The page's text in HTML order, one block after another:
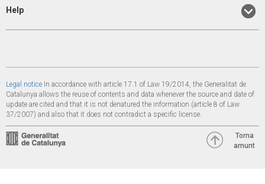
Help
Legal notice In accordance with article 17.1 of Law 19/2014, the Generalitat de
Catalunya allows the reuse of contents and data whenever the source and date of
update are cited and that it is not denatured the information (article 8 of Law
37/2007) and also that it does not contradict a specific license.
Torna
amunt